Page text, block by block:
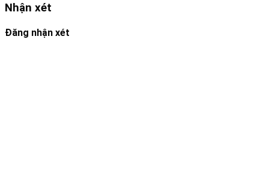
Nhận xét
Đăng nhận xét